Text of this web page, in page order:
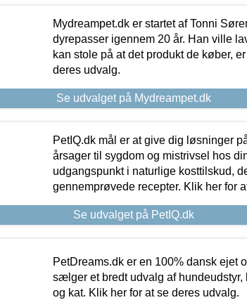
Mydreampet.dk er startet af Tonni
dyrepasser igennem 20 år. Han ville
kan stole på at det produkt de køber,
deres udvalg.
Se udvalget på Mydreampet.dk
PetIQ.dk mål er at give dig løsninger
årsager til sygdom og mistrivsel hos
udgangspunkt i naturlige kosttilskud,
gennemprøvede recepter. Klik her for
Se udvalget på PetIQ.dk
PetDreams.dk er en 100% dansk ejet
sælger et bredt udvalg af hundeudstyr,
og kat. Klik her for at se deres udvalg.